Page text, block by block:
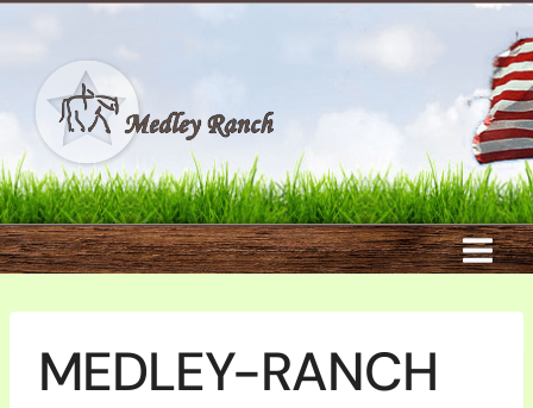
springen
MEDLEY-RANCH